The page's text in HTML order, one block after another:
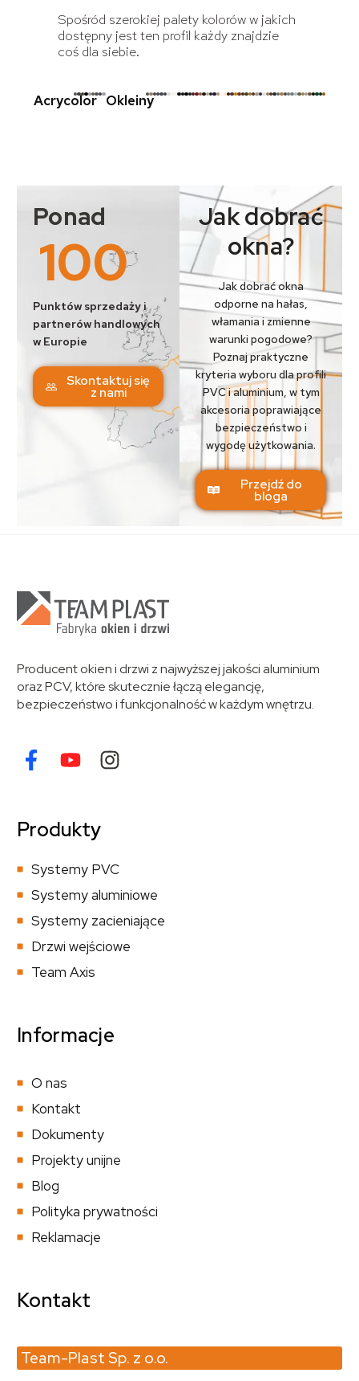
Spośród szerokiej palety kolorów w jakich
dostępny jest ten profil każdy znajdzie
coś dla siebie.
Acrycolor Okleiny
Ponad
100
Punktów sprzedaży i
partnerów handlowych
w Europie
Skontaktuj się
z nami
Jak dobrać
okna?
Jak dobrać okna
odporne na hałas,
włamania i zmienne
warunki pogodowe?
Poznaj praktyczne
kryteria wyboru dla profili
PVC i aluminium, w tym
akcesoria poprawiające
bezpieczeństwo i
wygodę użytkowania.
Przejdź do
bloga
Producent okien i drzwi z najwyższej jakości aluminium
oraz PCV, które skutecznie łączą elegancję,
bezpieczeństwo i funkcjonalność w każdym wnętrzu.
Produkty
Systemy PVC
Systemy aluminiowe
Systemy zacieniające
Drzwi wejściowe
Team Axis
Informacje
O nas
Kontakt
Dokumenty
Projekty unijne
Blog
Polityka prywatności
Reklamacje
Kontakt
Team-Plast Sp. z o.o.